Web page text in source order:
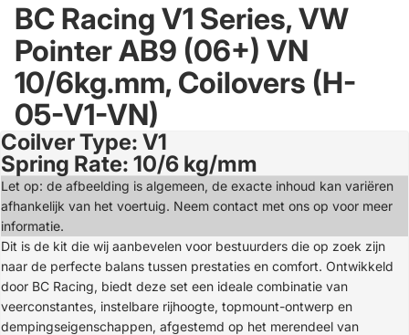
BC Racing V1 Series, VW
Pointer AB9 (06+) VN
10/6kg.mm, Coilovers (H-
05-V1-VN)
Open
image
in
full
screen
Coilver Type: V1
Spring Rate: 10/6 kg/mm
Let op: de afbeelding is algemeen, de exacte inhoud kan variëren
afhankelijk van het voertuig. Neem contact met ons op voor meer
informatie.
Dit is de kit die wij aanbevelen voor bestuurders die op zoek zijn
naar de perfecte balans tussen prestaties en comfort. Ontwikkeld
door BC Racing, biedt deze set een ideale combinatie van
veerconstantes, instelbare rijhoogte, topmount-ontwerp en
dempingseigenschappen, afgestemd op het merendeel van